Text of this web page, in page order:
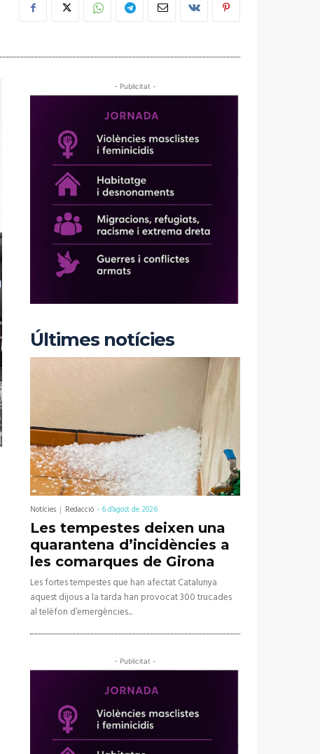
- Publicitat -
Últimes notícies
Notícies Redacció -6 d'agost de 2026
Les tempestes deixen una
quarantena d’incidències a
les comarques de Girona
Les fortes tempestes que han afectat Catalunya
aquest dijous a la tarda han provocat 300 trucades
al telèfon d’emergències...
- Publicitat -